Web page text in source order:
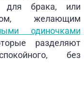
для брака, или
желающим
одиночками
разделяют
без